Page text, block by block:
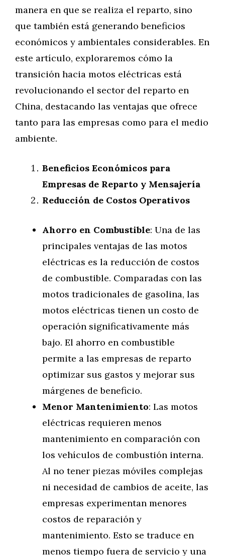
manera en que se realiza el reparto, sino
que también está generando beneficios
económicos y ambientales considerables. En
este artículo, exploraremos cómo la
transición hacia motos eléctricas está
revolucionando el sector del reparto en
China, destacando las ventajas que ofrece
tanto para las empresas como para el medio
ambiente.
Beneficios Económicos para
Empresas de Reparto y Mensajería
Reducción de Costos Operativos
Ahorro en Combustible: Una de las
principales ventajas de las motos
eléctricas es la reducción de costos
de combustible. Comparadas con las
motos tradicionales de gasolina, las
motos eléctricas tienen un costo de
operación significativamente más
bajo. El ahorro en combustible
permite a las empresas de reparto
optimizar sus gastos y mejorar sus
márgenes de beneficio.
Menor Mantenimiento: Las motos
eléctricas requieren menos
mantenimiento en comparación con
los vehículos de combustión interna.
Al no tener piezas móviles complejas
ni necesidad de cambios de aceite, las
empresas experimentan menores
costos de reparación y
mantenimiento. Esto se traduce en
menos tiempo fuera de servicio y una